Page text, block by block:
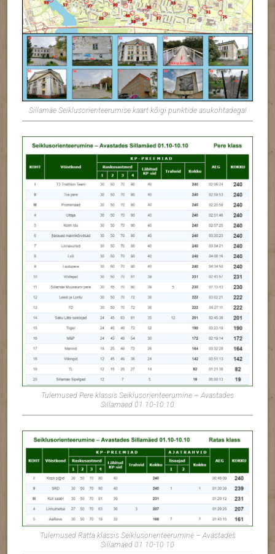
Sillamäe Seiklusorienteerumise kaart kõigi punktide asukohtadega!
Tulemused Pere klassis Seiklusorienteerumine – Avastades
Sillamäed 01.10-10.10
Tulemused Ratta klassis Seiklusorienteerumine – Avastades
Sillamäed 01.10-10.10